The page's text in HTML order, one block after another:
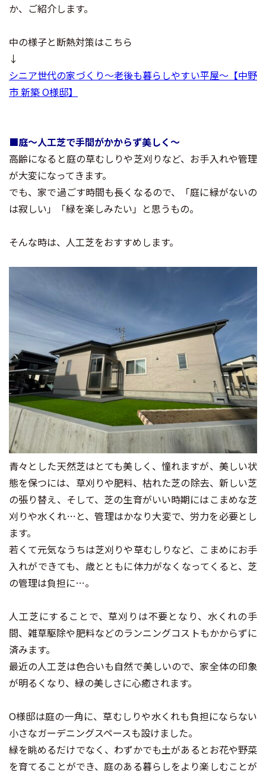
か、ご紹介します。
中の様子と断熱対策はこちら
↓
シニア世代の家づくり～老後も暮らしやすい平屋～【中野
市 新築 O様邸】
■庭～人工芝で手間がかからず美しく～
高齢になると庭の草むしりや芝刈りなど、お手入れや管理
が大変になってきます。
でも、家で過ごす時間も長くなるので、「庭に緑がないの
は寂しい」「緑を楽しみたい」と思うもの。
そんな時は、人工芝をおすすめします。
青々とした天然芝はとても美しく、憧れますが、美しい状
態を保つには、草刈りや肥料、枯れた芝の除去、新しい芝
の張り替え、そして、芝の生育がいい時期にはこまめな芝
刈りや水くれ…と、管理はかなり大変で、労力を必要とし
ます。
若くて元気なうちは芝刈りや草むしりなど、こまめにお手
入れができても、歳とともに体力がなくなってくると、芝
の管理は負担に…。
人工芝にすることで、草刈りは不要となり、水くれの手
間、雑草駆除や肥料などのランニングコストもかからずに
済みます。
最近の人工芝は色合いも自然で美しいので、家全体の印象
が明るくなり、緑の美しさに心癒されます。
O様邸は庭の一角に、草むしりや水くれも負担にならない
小さなガーデニングスペースも設けました。
緑を眺めるだけでなく、わずかでも土があるとお花や野菜
を育てることができ、庭のある暮らしをより楽しむことが